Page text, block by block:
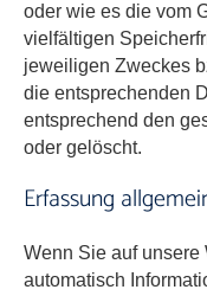
oder wie es die vom
vielfältigen
jeweiligen Zweckes
die entsprechenden
entsprechend den
oder gelöscht.
Erfassung
Wenn Sie auf unsere
automatisch